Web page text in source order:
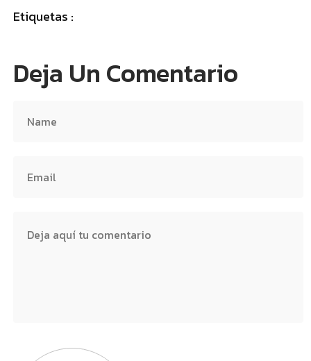
Etiquetas :
Deja Un Comentario